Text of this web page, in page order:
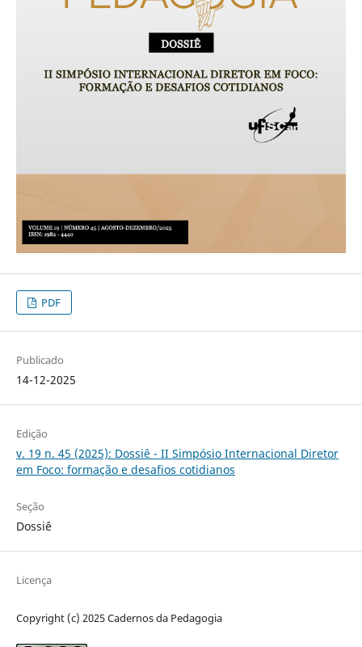
PDF
Publicado
14-12-2025
Edição
v. 19 n. 45 (2025): Dossiê - II Simpósio Internacional Diretor
em Foco: formação e desafios cotidianos
Seção
Dossiê
Licença
Copyright (c) 2025 Cadernos da Pedagogia